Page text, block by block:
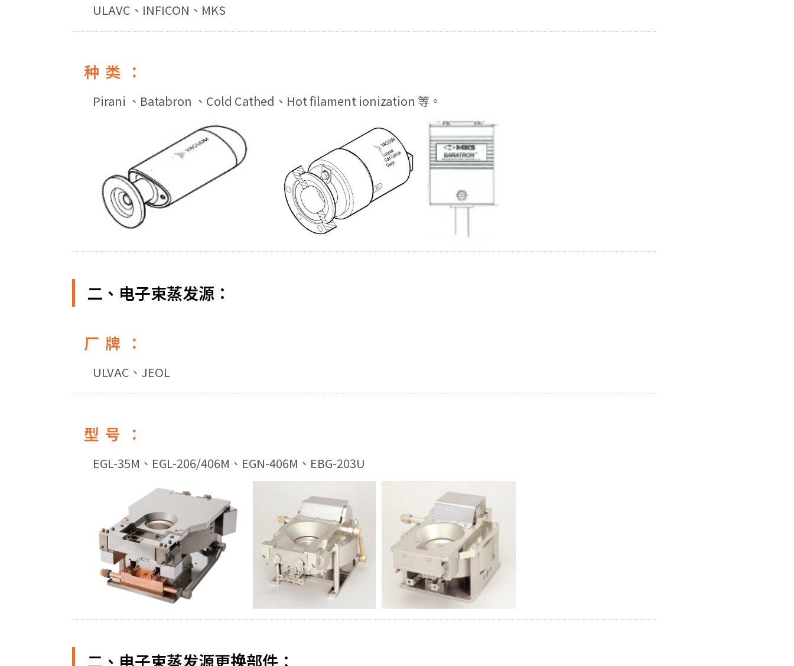
ULAVC、INFICON、MKS
种类：
Pirani 、Batabron 、Cold Cathed、Hot filament ionization 等。
二、电子束蒸发源：
厂牌：
ULVAC、JEOL
型号：
EGL-35M、EGL-206/406M、EGN-406M、EBG-203U
二、电子束蒸发源更换部件：